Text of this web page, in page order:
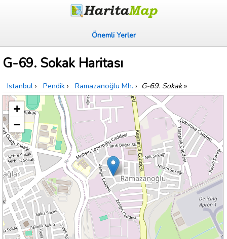
Önemli Yerler
G-69. Sokak Haritası
Istanbul › Pendik › Ramazanoğlu Mh. › G-69. Sokak»
+
−